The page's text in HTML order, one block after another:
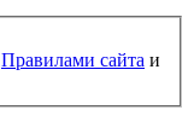
Правилами сайта и